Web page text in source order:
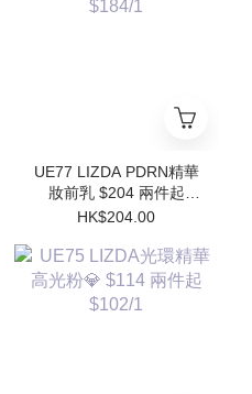
UE77 LIZDA PDRN精華
妝前乳 $204 兩件起
$184/1
HK$204.00